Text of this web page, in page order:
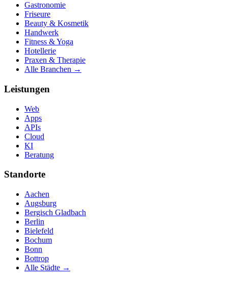
Gastronomie
Friseure
Beauty & Kosmetik
Handwerk
Fitness & Yoga
Hotellerie
Praxen & Therapie
Alle Branchen →
Leistungen
Web
Apps
APIs
Cloud
KI
Beratung
Standorte
Aachen
Augsburg
Bergisch Gladbach
Berlin
Bielefeld
Bochum
Bonn
Bottrop
Alle Städte →